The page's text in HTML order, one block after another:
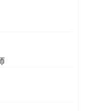
格证书签发之
提供继续教育合
质的中介机构
社会基本养老保
者劳动、人事部